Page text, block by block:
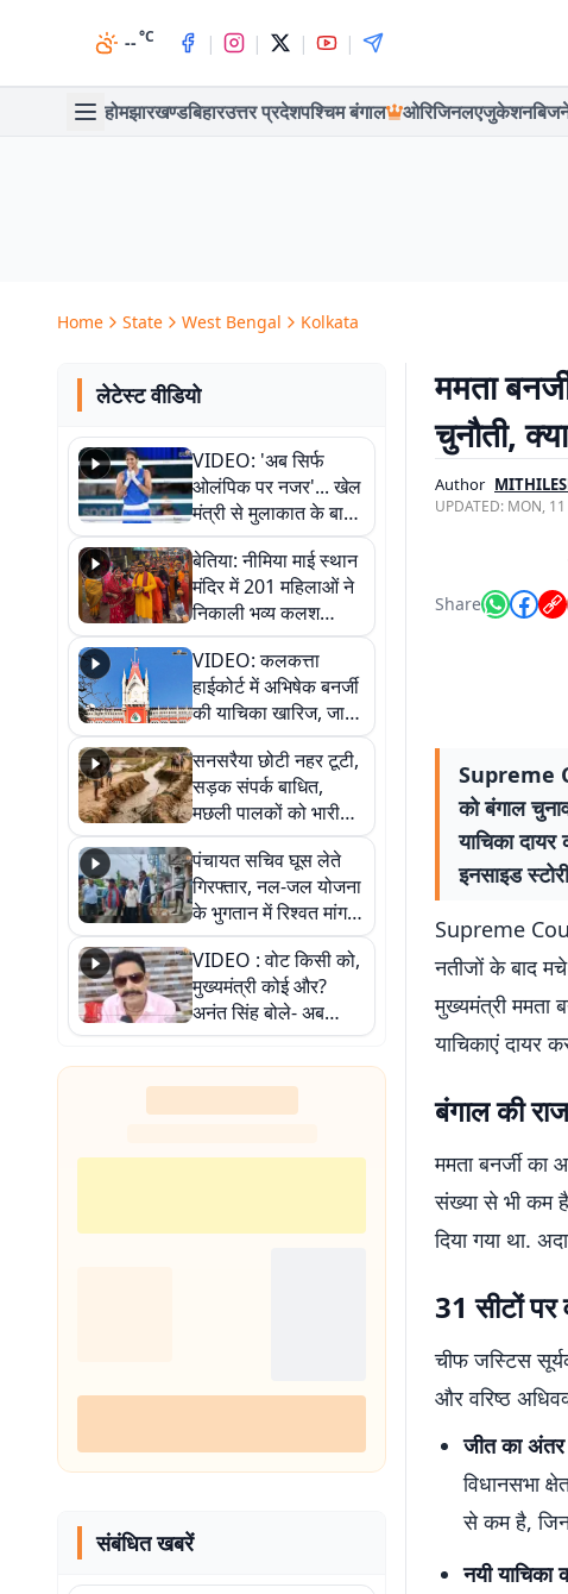
--°C | | | |
होमझारखण्डबिहारउत्तर प्रदेशपश्चिम बंगाल ओरिजिनलएजुकेशन
Home State West Bengal Kolkata
लेटेस्ट वीडियो
VIDEO: 'अब सिर्फ
ओलंपिक पर नजर'... खेल
मंत्री से मुलाकात के बाद
जैसमीन लंबोरिया का बड़ा
बयान
बेतिया: नीमिया माई स्थान
मंदिर में 201 महिलाओं ने
निकाली भव्य कलश
शोभायात्रा, शिवलिंग
प्राण-प्रतिष्ठा महोत्सव
शुरू
VIDEO: कलकत्ता
हाईकोर्ट में अभिषेक बनर्जी
की याचिका खारिज, जानें
क्या है पूरा मामला
सनसरैया छोटी नहर टूटी,
सड़क संपर्क बाधित,
मछली पालकों को भारी
नुकसान
पंचायत सचिव घूस लेते
गिरफ्तार, नल-जल योजना
के भुगतान में रिश्वत मांगना
पड़ा भारी
VIDEO : वोट किसी को,
मुख्यमंत्री कोई और?
अनंत सिंह बोले- अब
जनता हर चुनाव में देगी
जवाब
संबंधित खबरें
ममता
चुनौती,
Author
UPDATED: MON,
Share
Supreme
को बंगाल
याचिका दायर
इनसाइड
Supreme
नतीजों के बाद
मुख्यमंत्री ममता
याचिकाएं दायर
बंगाल की
ममता बनर्जी
संख्या से भी कम
दिया गया था.
31 सीटों पर
चीफ जस्टिस
और वरिष्ठ
जीत का अंतर
विधानसभा
से कम है,
नयी याचिका